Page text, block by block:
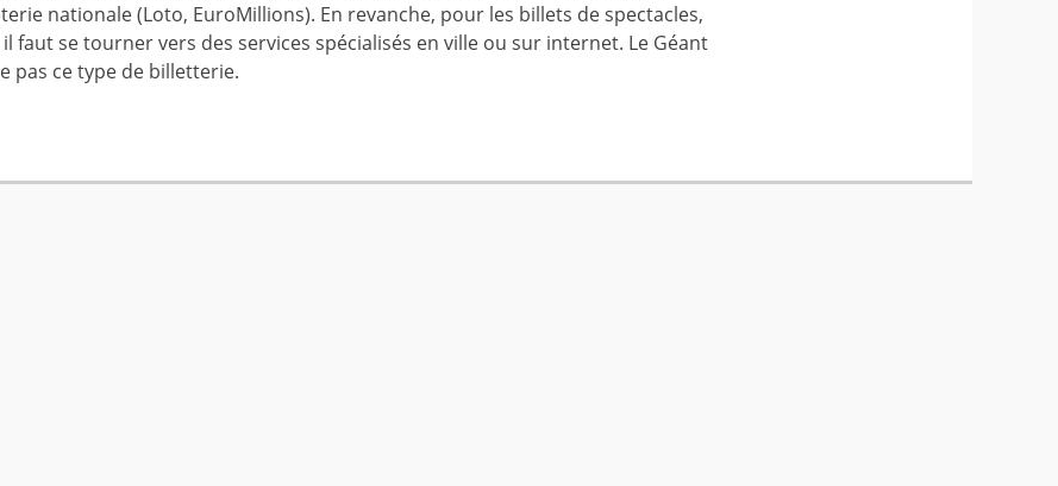
nationale (Loto, EuroMillions). En revanche, pour les billets de spectacles,
faut se tourner vers des services spécialisés en ville ou sur internet. Le Géant
pas ce type de billetterie.